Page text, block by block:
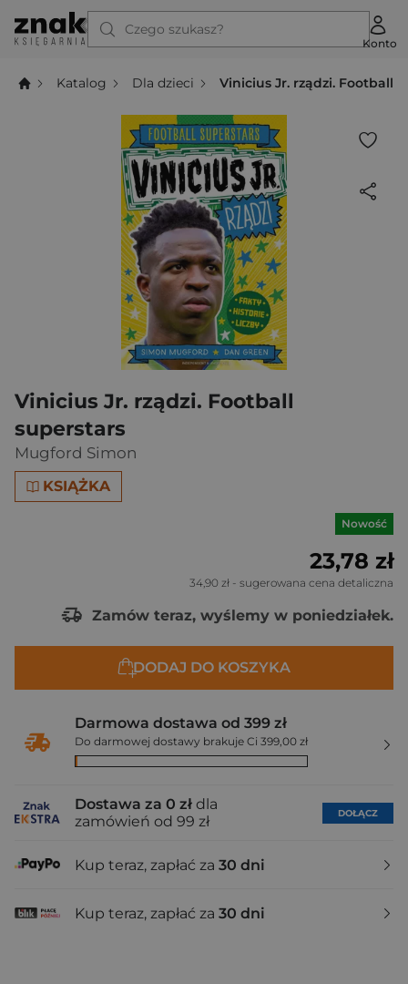
Czego szukasz?
Konto
Katalog Dla dzieci Vinicius Jr. rządzi. Football
Vinicius Jr. rządzi. Football
superstars
Mugford Simon
KSIĄŻKA
Nowość
23,78 zł
34,90 zł - sugerowana cena detaliczna
Zamów teraz, wyślemy w poniedziałek.
DODAJ DO KOSZYKA
Darmowa dostawa od 399 zł
Do darmowej dostawy brakuje Ci 399,00 zł
Dostawa za 0 zł dla
zamówień od 99 zł
DOŁĄCZ
Kup teraz, zapłać za 30 dni
Kup teraz, zapłać za 30 dni